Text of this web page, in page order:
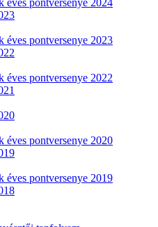
éves pontversenye 2024
éves pontversenye 2023
éves pontversenye 2022
éves pontversenye 2020
éves pontversenye 2019